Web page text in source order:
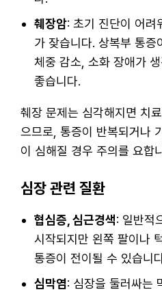
췌장암: 초기 진단이 어려
가 잦습니다. 상복부 통증
체중 감소, 소화 장애가
좋습니다.
췌장 문제는 심각해지면 치
으므로, 통증이 반복되거나
이 심해질 경우 주의를 요합
심장 관련 질환
협심증, 심근경색: 일반적
시작되지만 왼쪽 팔이나
통증이 전이될 수 있습니
심막염: 심장을 둘러싸는